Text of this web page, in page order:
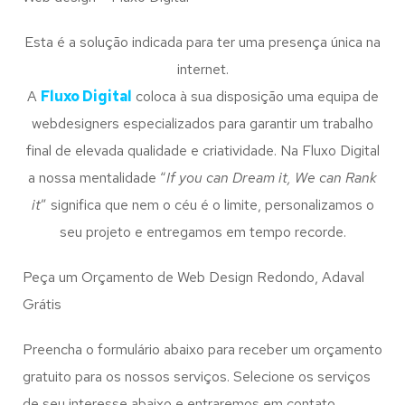
Esta é a solução indicada para ter uma presença única na
internet.
A Fluxo Digital coloca à sua disposição uma equipa de
webdesigners especializados para garantir um trabalho
final de elevada qualidade e criatividade. Na Fluxo Digital
a nossa mentalidade “If you can Dream it, We can Rank
it” significa que nem o céu é o limite, personalizamos o
seu projeto e entregamos em tempo recorde.
Peça um Orçamento de Web Design Redondo, Adaval
Grátis
Preencha o formulário abaixo para receber um orçamento
gratuito para os nossos serviços. Selecione os serviços